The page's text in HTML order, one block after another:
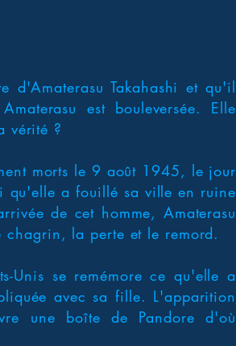
d'Amaterasu Takahashi et qu'il
est bouleversée. Elle
vérité ?
morts le 9 août 1945, le jour
qu'elle a fouillé sa ville en ruine
de cet homme, Amaterasu
chagrin, la perte et le remord.
Unis se remémore ce qu'elle a
avec sa fille. L'apparition
une boîte de Pandore d'où